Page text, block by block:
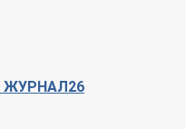
ЖУРНАЛ26